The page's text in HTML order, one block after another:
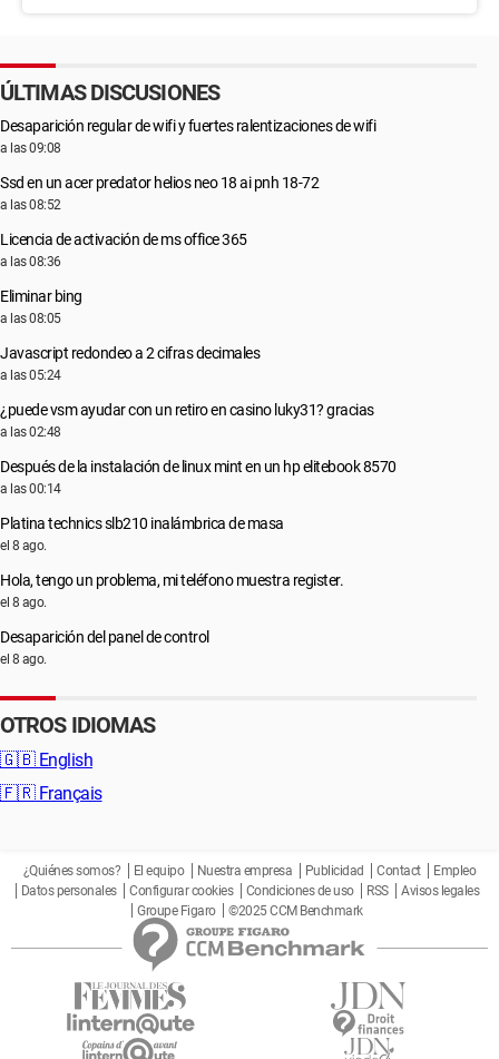
ÚLTIMAS DISCUSIONES
Desaparición regular de wifi y fuertes ralentizaciones de wifi
a las 09:08
Ssd en un acer predator helios neo 18 ai pnh 18-72
a las 08:52
Licencia de activación de ms office 365
a las 08:36
Eliminar bing
a las 08:05
Javascript redondeo a 2 cifras decimales
a las 05:24
¿puede vsm ayudar con un retiro en casino luky31? gracias
a las 02:48
Después de la instalación de linux mint en un hp elitebook 8570
a las 00:14
Platina technics slb210 inalámbrica de masa
el 8 ago.
Hola, tengo un problema, mi teléfono muestra register.
el 8 ago.
Desaparición del panel de control
el 8 ago.
OTROS IDIOMAS
🇬🇧 English
🇫🇷 Français
¿Quiénes somos? El equipo Nuestra empresa Publicidad Contact
Empleo
Datos personales
Configurar cookies Condiciones de uso RSS
Avisos legales
Groupe Figaro
©2025 CCM Benchmark